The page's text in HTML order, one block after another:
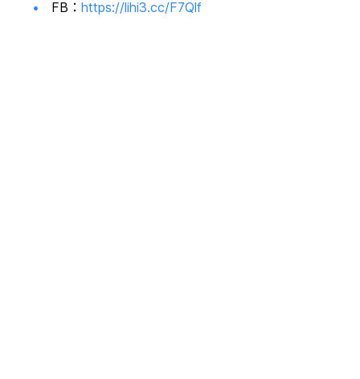
FB： https://lihi3.cc/F7Qlf